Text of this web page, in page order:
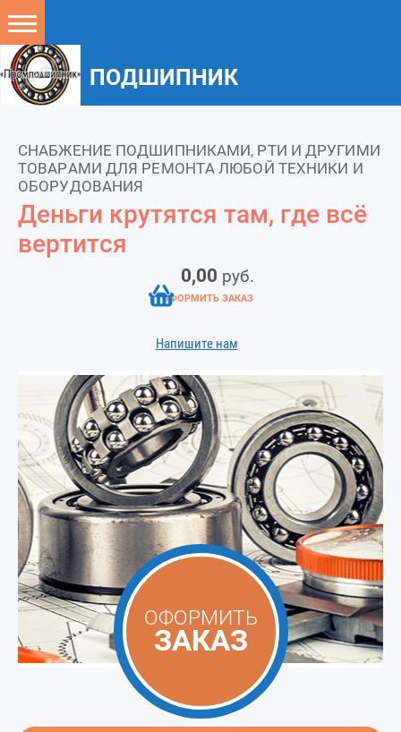
ПОДШИПНИК
СНАБЖЕНИЕ ПОДШИПНИКАМИ, РТИ И ДРУГИМИ
ТОВАРАМИ ДЛЯ РЕМОНТА ЛЮБОЙ ТЕХНИКИ И
ОБОРУДОВАНИЯ
Деньги крутятся там, где всё
вертится
0,00 руб.
ОФОРМИТЬ ЗАКАЗ
Напишите нам
ОФОРМИТЬ
ЗАКАЗ